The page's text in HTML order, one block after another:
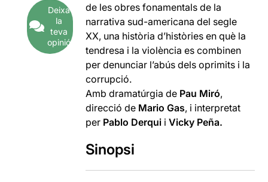
Deixa
la
teva
opinió
de les obres fonamentals de la
narrativa sud-americana del segle
XX, una història d’històries en què la
tendresa i la violència es combinen
per denunciar l’abús dels oprimits i la
corrupció.
Amb dramatúrgia de Pau Miró,
direcció de Mario Gas, i interpretat
per Pablo Derqui iVicky Peña.
Sinopsi